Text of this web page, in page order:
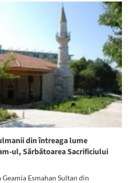
din întreaga lume
ul, Sărbătoarea Sacrificiului
Esmahan Sultan din